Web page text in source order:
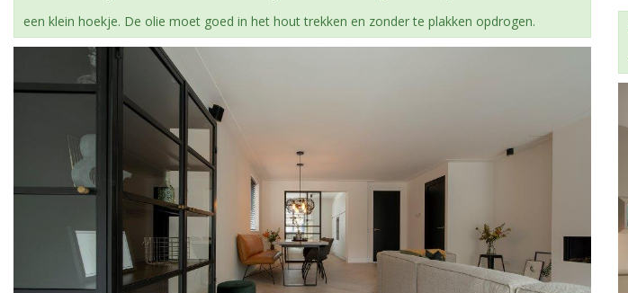
een klein hoekje. De olie moet goed in het hout trekken en zonder te plakken opdrogen.